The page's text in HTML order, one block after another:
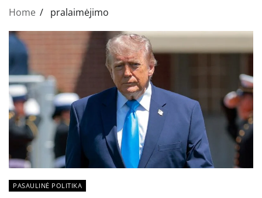
Home pralaimėjimo
PASAULINĖ POLITIKA